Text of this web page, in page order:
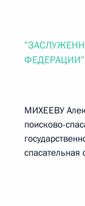
ФЕДЕРАЦИИ"
МИХЕЕВУ
поисково-
спасательная